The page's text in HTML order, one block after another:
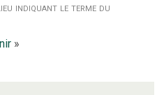
indiquant le terme du
»